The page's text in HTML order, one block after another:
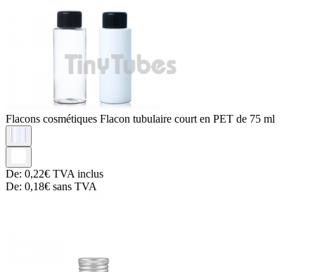
Flacons cosmétiques Flacon tubulaire court en PET de 75 ml
De: 0,22€ TVA inclus
De: 0,18€ sans TVA